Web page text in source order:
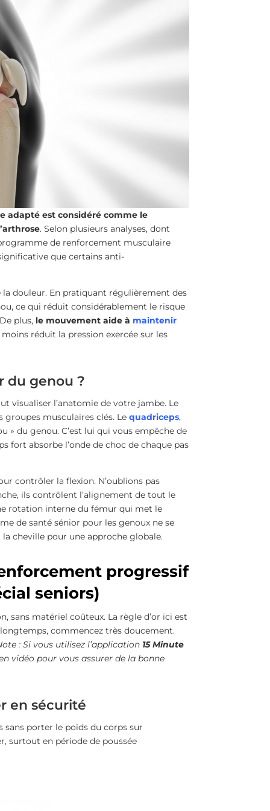
adapté est considéré comme le
. Selon plusieurs analyses, dont
de renforcement musculaire
que certains anti-
douleur. En pratiquant régulièrement des
ce qui réduit considérablement le risque
plus, le mouvement aide à maintenir
réduit la pression exercée sur les
du genou ?
visualiser l’anatomie de votre jambe. Le
musculaires clés. Le quadriceps,
» du genou. C’est lui qui vous empêche de
fort absorbe l’onde de choc de chaque pas
contrôler la flexion. N’oublions pas
ils contrôlent l’alignement de tout le
rotation interne du fémur qui met le
de santé sénior pour les genoux ne se
cheville pour une approche globale.
progressif
seniors)
sans matériel coûteux. La règle d’or ici est
commencez très doucement.
: Si vous utilisez l’application 15 Minute
vidéo pour vous assurer de la bonne
en sécurité
sans porter le poids du corps sur
surtout en période de poussée